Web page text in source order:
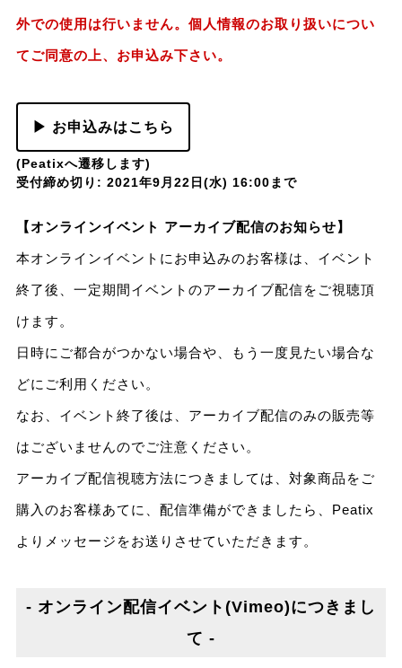
外での使用は行いません。個人情報のお取り扱いについ
てご同意の上、お申込み下さい。
▶ お申込みはこちら
(Peatixへ遷移します)
受付締め切り: 2021年9月22日(水) 16:00まで
【オンラインイベント アーカイブ配信のお知らせ】
本オンラインイベントにお申込みのお客様は、イベント
終了後、一定期間イベントのアーカイブ配信をご視聴頂
けます。
日時にご都合がつかない場合や、もう一度見たい場合な
どにご利用ください。
なお、イベント終了後は、アーカイブ配信のみの販売等
はございませんのでご注意ください。
アーカイブ配信視聴方法につきましては、対象商品をご
購入のお客様あてに、配信準備ができましたら、Peatix
よりメッセージをお送りさせていただきます。
- オンライン配信イベント(Vimeo)につきまし
て -